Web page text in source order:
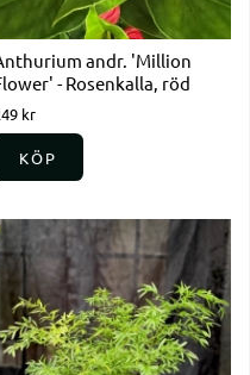
andr. 'Million
- Rosenkalla, röd
kr
KÖP